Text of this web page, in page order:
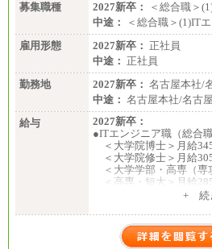
募集職種
2027新卒：
＜総合職＞
中途：
＜総合職＞(1)IT
雇用形態
2027新卒： 正社員
中途： 正社員
勤務地
2027新卒： 名古屋本社/
中途： 名古屋本社/名古
給与
2027新卒：
●ITエンジニア職（総合職
＜大学院博士＞月給
＜大学院修士＞月給
＜大学学部・高専（専
＜高専・短大＞月給
＜大学院修士・博士＞
＜大学学部＞月給：
0円（一般職）
+ 続